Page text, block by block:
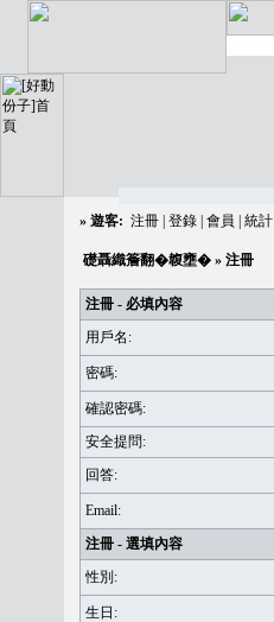
» 遊客: 注冊 登錄 會員 統計
礎聶織簷翻�䪖壅� » 注冊
注冊 - 必填內容
用戶名:
密碼:
確認密碼:
安全提問:
回答:
Email:
注冊 - 選填內容
性別:
生日: